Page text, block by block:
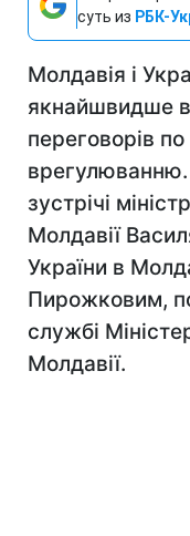
суть из РБК-
Молдавія і
якнайшвидше
переговорів
зустрічі
Молдавії
України в
Пирожковим,
службі
Молдавії.